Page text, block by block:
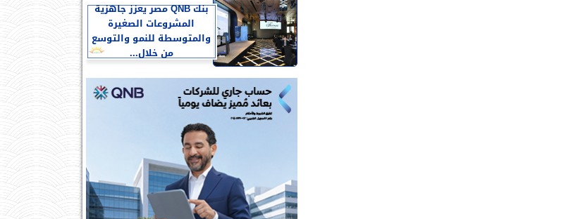
بنك QNB مصر يعزز جاهزية
المشروعات الصغيرة
والمتوسطة للنمو والتوسع
من خلال...